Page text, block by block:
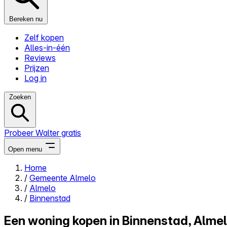
Bereken nu
Zelf kopen
Alles-in-één
Reviews
Prijzen
Log in
Zoeken
Probeer Walter gratis
Open menu
Close menu
Home
/ Gemeente Almelo
/ Almelo
/ Binnenstad
Een woning kopen in Binnenstad,